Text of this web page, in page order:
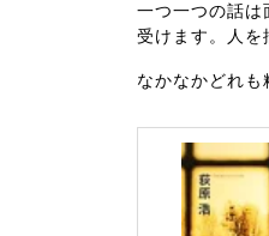
一つ一つの話は
受けます。人を
なかなかどれも